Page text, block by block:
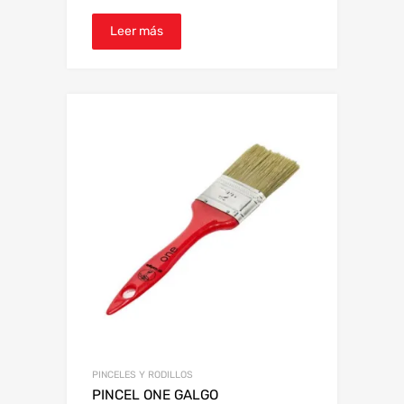
Leer más
PINCELES Y RODILLOS
PINCEL ONE GALGO